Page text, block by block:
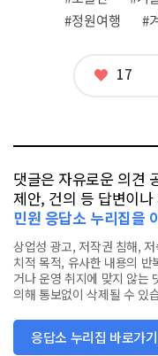
그
#정원여행
#
좋
17
댓글은 자유로운 의견
제안, 건의 등 답변이
민원 응답소 누리집을
상업성 광고, 저작권 침해,
치적 목적, 유사한 내용의
거나 운영 취지에 맞지 않는
의해 통보없이 삭제될 수 있
응답소 누리집 바로가기